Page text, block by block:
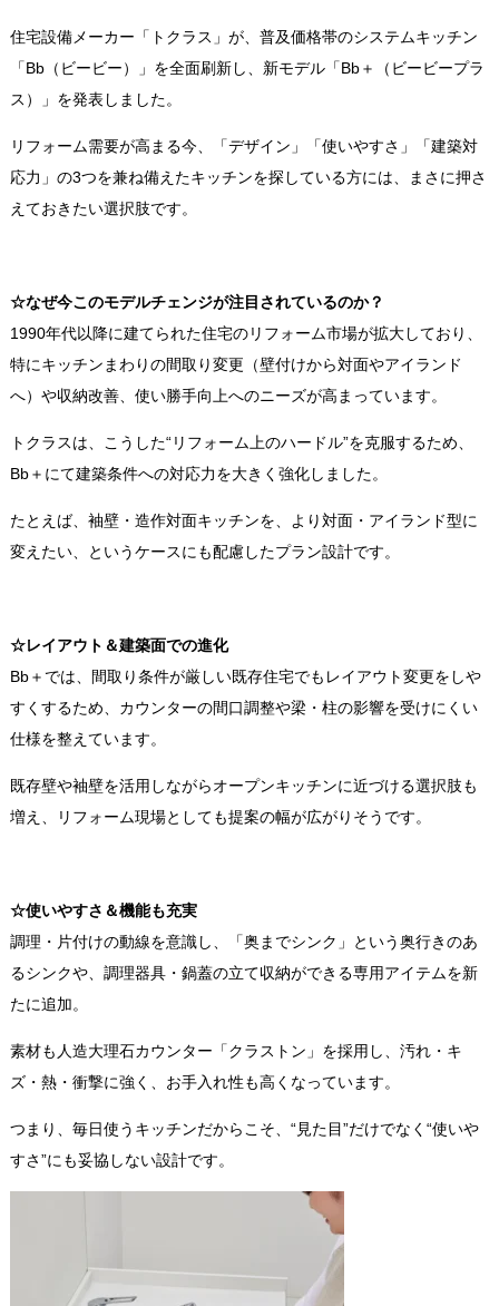
住宅設備メーカー「トクラス」が、普及価格帯のシステムキッチン
「Bb（ビービー）」を全面刷新し、新モデル「Bb＋（ビービープラ
ス）」を発表しました。
リフォーム需要が高まる今、「デザイン」「使いやすさ」「建築対
応力」の3つを兼ね備えたキッチンを探している方には、まさに押さ
えておきたい選択肢です。
☆なぜ今このモデルチェンジが注目されているのか？
1990年代以降に建てられた住宅のリフォーム市場が拡大しており、
特にキッチンまわりの間取り変更（壁付けから対面やアイランド
へ）や収納改善、使い勝手向上へのニーズが高まっています。
トクラスは、こうした“リフォーム上のハードル”を克服するため、
Bb＋にて建築条件への対応力を大きく強化しました。
たとえば、袖壁・造作対面キッチンを、より対面・アイランド型に
変えたい、というケースにも配慮したプラン設計です。
☆レイアウト＆建築面での進化
Bb＋では、間取り条件が厳しい既存住宅でもレイアウト変更をしや
すくするため、カウンターの間口調整や梁・柱の影響を受けにくい
仕様を整えています。
既存壁や袖壁を活用しながらオープンキッチンに近づける選択肢も
増え、リフォーム現場としても提案の幅が広がりそうです。
☆使いやすさ＆機能も充実
調理・片付けの動線を意識し、「奥までシンク」という奥行きのあ
るシンクや、調理器具・鍋蓋の立て収納ができる専用アイテムを新
たに追加。
素材も人造大理石カウンター「クラストン」を採用し、汚れ・キ
ズ・熱・衝撃に強く、お手入れ性も高くなっています。
つまり、毎日使うキッチンだからこそ、“見た目”だけでなく“使いや
すさ”にも妥協しない設計です。